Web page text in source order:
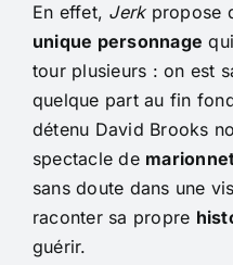
En effet, Jerkpropose
unique personnage
tour plusieurs : on est
quelque part au fin
détenu David Brooks
spectacle de
sans doute dans une
raconter sa propre
guérir.